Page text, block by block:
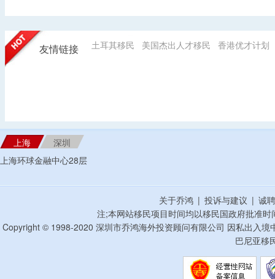
友情链接 土耳其移民 美国杰出人才移民 香港优才计划
上海
深圳
上海环球金融中心28层
关于乔鸿 | 投诉与建议 | 诚
注;本网站移民项目时间均以移民国政府批准
Copyright © 1998-2020 深圳市乔鸿海外投资顾问有限公司 因私出入
巴尼亚移